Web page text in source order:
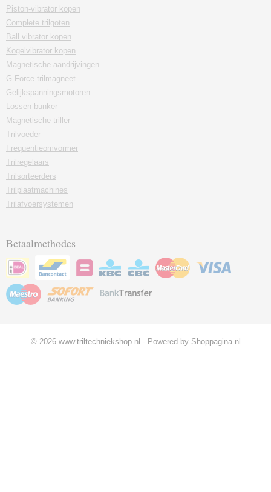
Piston-vibrator kopen
Complete trilgoten
Ball vibrator kopen
Kogelvibrator kopen
Magnetische aandrijvingen
G-Force-trilmagneet
Gelijkspanningsmotoren
Lossen bunker
Magnetische triller
Trilvoeder
Frequentieomvormer
Trilregelaars
Trilsorteerders
Trilplaatmachines
Trilafvoersystemen
Betaalmethodes
© 2026 www.triltechniekshop.nl - Powered by Shoppagina.nl